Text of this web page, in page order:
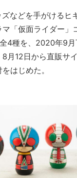
などを手がけるヒ
「仮面ライダー」
4種を、2020年9月
月12日から直販サ
はじめた。